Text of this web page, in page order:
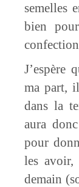
semelles
bien
J’espère
ma part,
dans la
aura
pour
les avoir,
demain